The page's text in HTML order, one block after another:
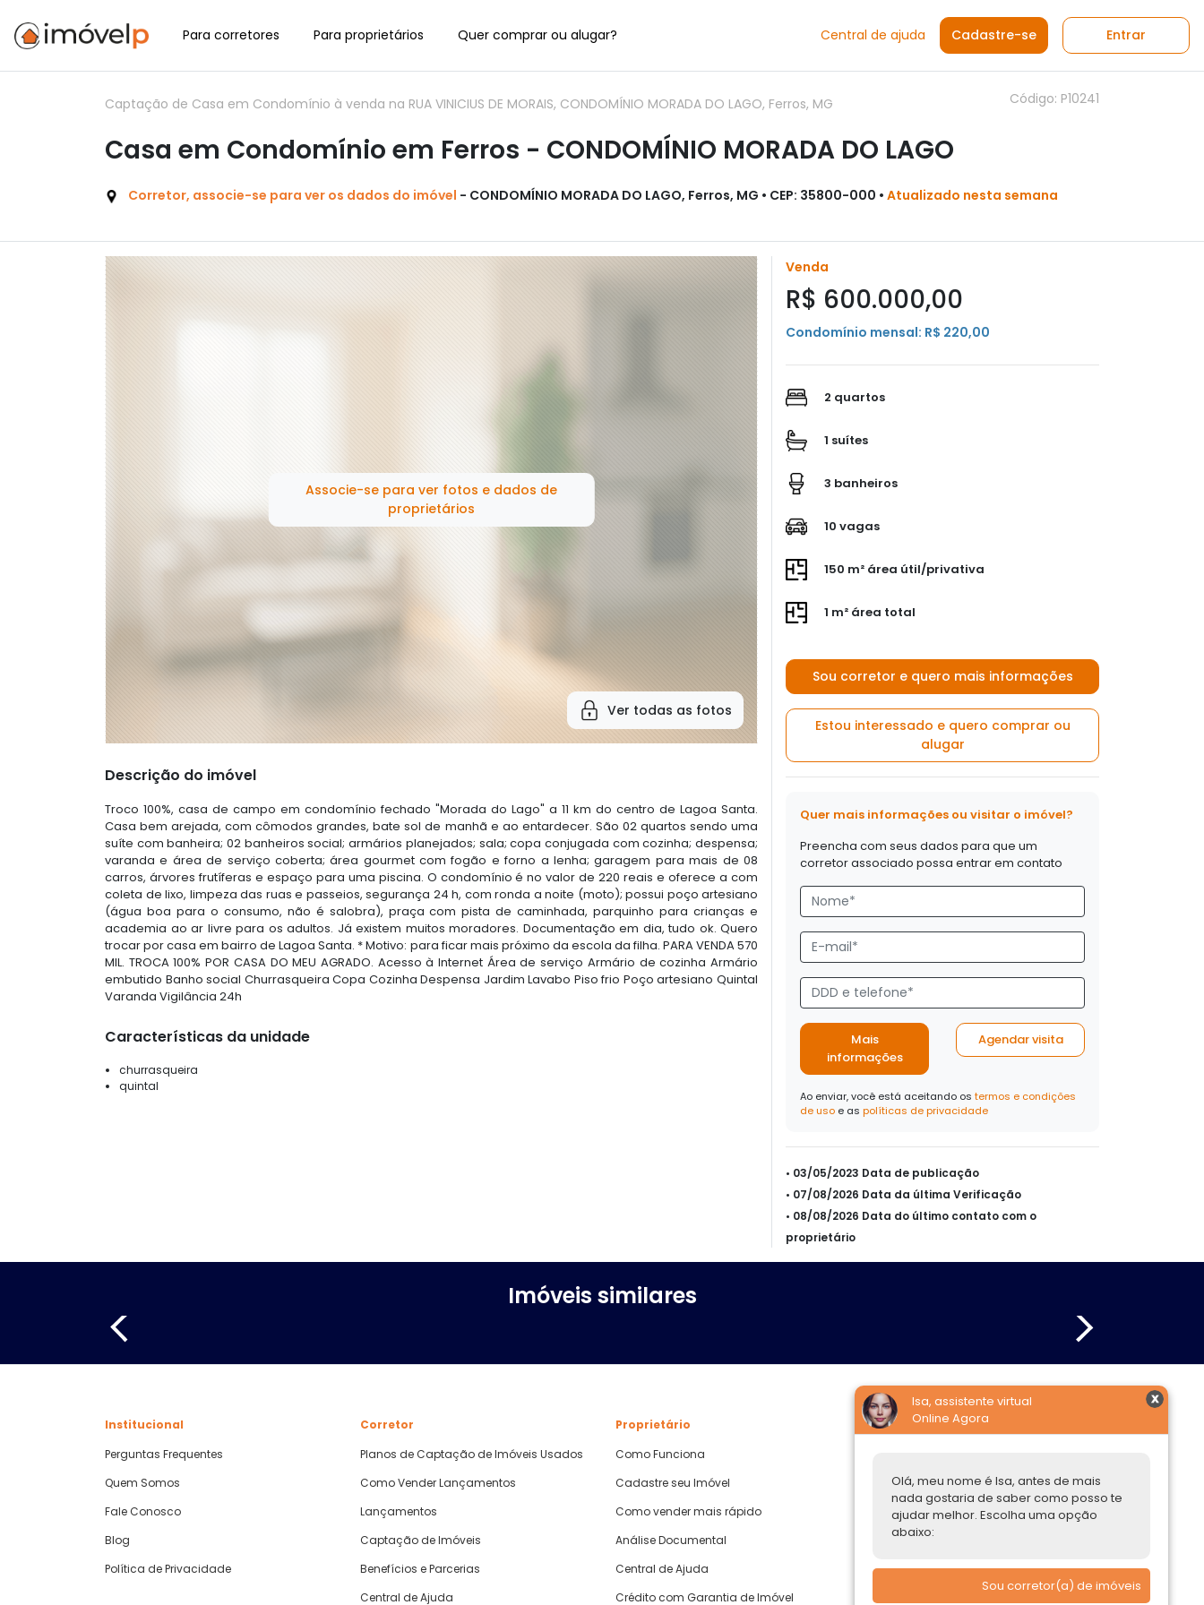
Para corretores Para proprietários Quer comprar ou alugar? Central de ajuda Cadastre-se Entrar
Captação de Casa em Condomínio à venda na RUA VINICIUS DE MORAIS, CONDOMÍNIO MORADA DO LAGO, Ferros, MG Código: P10241
Casa em Condomínio em Ferros - CONDOMÍNIO MORADA DO LAGO
Corretor, associe-se para ver os dados do imóvel - CONDOMÍNIO MORADA DO LAGO, Ferros, MG • CEP: 35800-000 • Atualizado nesta semana
Associe-se para ver fotos e dados de
proprietários
Ver todas as fotos
Descrição do imóvel
Troco 100%, casa de campo em condomínio fechado "Morada do Lago" a 11 km do centro de Lagoa Santa.
Casa bem arejada, com cômodos grandes, bate sol de manhã e ao entardecer. São 02 quartos sendo uma
suíte com banheira; 02 banheiros social; armários planejados; sala; copa conjugada com cozinha; despensa;
varanda e área de serviço coberta; área gourmet com fogão e forno a lenha; garagem para mais de 08
carros, árvores frutíferas e espaço para uma piscina. O condomínio é no valor de 220 reais e oferece a com
coleta de lixo, limpeza das ruas e passeios, segurança 24 h, com ronda a noite (moto); possui poço artesiano
(água boa para o consumo, não é salobra), praça com pista de caminhada, parquinho para crianças e
academia ao ar livre para os adultos. Já existem muitos moradores. Documentação em dia, tudo ok. Quero
trocar por casa em bairro de Lagoa Santa. * Motivo: para ficar mais próximo da escola da filha. PARA VENDA 570
MIL. TROCA 100% POR CASA DO MEU AGRADO. Acesso à Internet Área de serviço Armário de cozinha Armário
embutido Banho social Churrasqueira Copa Cozinha Despensa Jardim Lavabo Piso frio Poço artesiano Quintal
Varanda Vigilância 24h
Características da unidade
churrasqueira
quintal
Venda
R$ 600.000,00
Condomínio mensal: R$ 220,00
2 quartos
1 suítes
3 banheiros
10 vagas
150 m² área útil/privativa
1 m² área total
Sou corretor e quero mais informações
Estou interessado e quero comprar ou
alugar
Quer mais informações ou visitar o imóvel?
Preencha com seus dados para que um
corretor associado possa entrar em contato
Mais
informações
Agendar visita
Ao enviar, você está aceitando os termos e condições
de uso e as políticas de privacidade
• 03/05/2023 Data de publicação
• 07/08/2026 Data da última Verificação
• 08/08/2026 Data do último contato com o
proprietário
Imóveis similares
Isa, assistente virtual
Online Agora
Olá, meu nome é Isa, antes de mais
nada gostaria de saber como posso te
ajudar melhor. Escolha uma opção
abaixo:
Sou corretor(a) de imóveis
Institucional
Perguntas Frequentes
Quem Somos
Fale Conosco
Blog
Política de Privacidade
Corretor
Planos de Captação de Imóveis Usados
Como Vender Lançamentos
Lançamentos
Captação de Imóveis
Benefícios e Parcerias
Central de Ajuda
Proprietário
Como Funciona
Cadastre seu Imóvel
Como vender mais rápido
Análise Documental
Central de Ajuda
Crédito com Garantia de Imóvel
Construtoras
Comprar ou alugar
Quero Comprar